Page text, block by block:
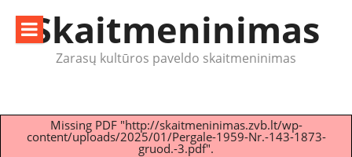
turinioSkaitmeninimas
Zarasų kultūros paveldo skaitmeninimas
Missing PDF "http://skaitmeninimas.zvb.lt/wp-
content/uploads/2025/01/Pergale-1959-Nr.-143-1873-
gruod.-3.pdf".